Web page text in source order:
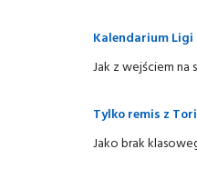
Kalendarium
Jak z wejściem na
Tylko remis z
Jako brak